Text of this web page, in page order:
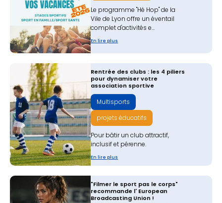
Le programme "Hé Hop" de la
Vile de Lyon offre un éventail
complet d'activités e...
En lire plus
Rentrée des clubs : les 4 piliers
pour dynamiser votre
association sportive
Multisports
projets éducatifs
Pour bâtir un club attractif,
inclusif et pérenne.
En lire plus
"Filmer le sport pas le corps"
recommande l' European
Broadcasting Union !